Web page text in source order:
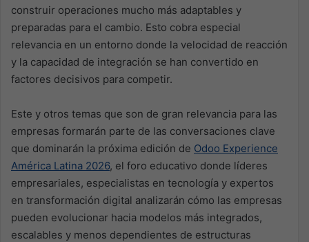
construir operaciones mucho más adaptables y
preparadas para el cambio. Esto cobra especial
relevancia en un entorno donde la velocidad de reacción
y la capacidad de integración se han convertido en
factores decisivos para competir.
Este y otros temas que son de gran relevancia para las
empresas formarán parte de las conversaciones clave
que dominarán la próxima edición de Odoo Experience
América Latina 2026, el foro educativo donde líderes
empresariales, especialistas en tecnología y expertos
en transformación digital analizarán cómo las empresas
pueden evolucionar hacia modelos más integrados,
escalables y menos dependientes de estructuras